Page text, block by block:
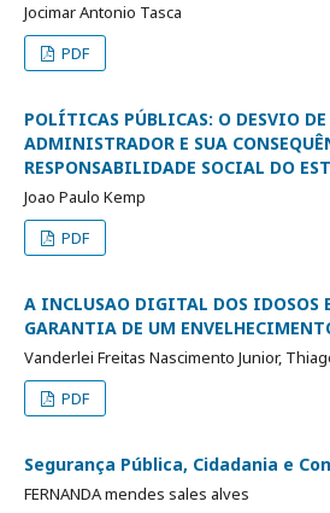
Jocimar Antonio Tasca
PDF
POLÍTICAS PÚBLICAS: O DESVIO
ADMINISTRADOR E SUA
RESPONSABILIDADE SOCIAL DO
Joao Paulo Kemp
PDF
A INCLUSAO DIGITAL DOS IDOSOS
GARANTIA DE UM
Vanderlei Freitas Nascimento Junior,
PDF
Segurança Pública, Cidadania e
FERNANDA mendes sales alves